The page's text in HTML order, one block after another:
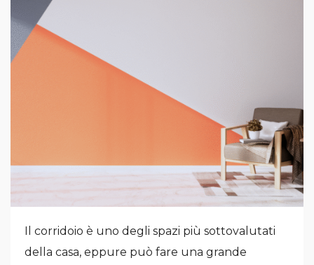
Il corridoio è uno degli spazi più sottovalutati
della casa, eppure può fare una grande